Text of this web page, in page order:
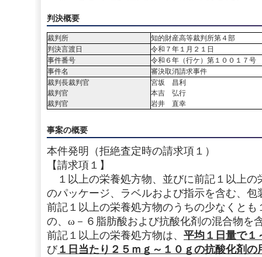
判決概要
裁判所
知的財産高等裁判所第４部
判決言渡日
令和７年１月２１日
事件番号
令和６年（行ケ）第１００１７号
事件名
審決取消請求事件
裁判長裁判官
裁判官
裁判官
宮坂 昌利
本吉 弘行
岩井 直幸
事案の概要
本件発明（拒絶査定時の請求項１）
【請求項１】
１以上の栄養処方物、並びに前記１以上の
のパッケージ、ラベルおよび指示を含む、包
前記１以上の栄養処方物のうちの少なくと
の、ω－６脂肪酸および抗酸化剤の混合物を
前記１以上の栄養処方物は、 平均１日量で１
び１日当たり２５ｍｇ～１０ｇの抗酸化剤